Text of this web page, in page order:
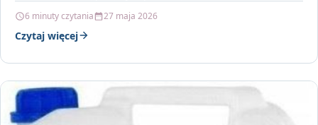
6 minuty czytania 27 maja 2026
Czytaj więcej